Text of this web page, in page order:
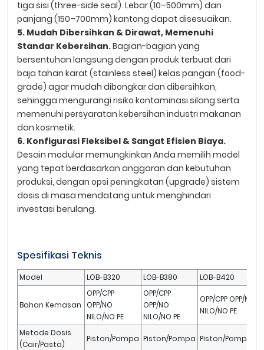
tiga sisi (three-side seal). Lebar (10–500mm) dan
panjang (150–700mm) kantong dapat disesuaikan.
5. Mudah Dibersihkan & Dirawat, Memenuhi
Standar Kebersihan.Bagian-bagian yang
bersentuhan langsung dengan produk terbuat dari
baja tahan karat (stainless steel) kelas pangan (food-
grade) agar mudah dibongkar dan dibersihkan,
sehingga mengurangi risiko kontaminasi silang serta
memenuhi persyaratan kebersihan industri makanan
dan kosmetik.
6. Konfigurasi Fleksibel & Sangat Efisien Biaya.
Desain modular memungkinkan Anda memilih model
yang tepat berdasarkan anggaran dan kebutuhan
produksi, dengan opsi peningkatan (upgrade) sistem
dosis di masa mendatang untuk menghindari
investasi berulang.
Spesifikasi Teknis
Model LOB-B320 LOB-B380 LOB-B420
Bahan Kemasan
OPP/CPP
OPP/NO
NILO/NO PE
OPP/CPP
OPP/NO
NILO/NO PE
OPP/CPP OPP/NO
NILO/NO PE
Metode Dosis
(Cair/Pasta)
Piston/Pompa Piston/Pompa Piston/Pompa